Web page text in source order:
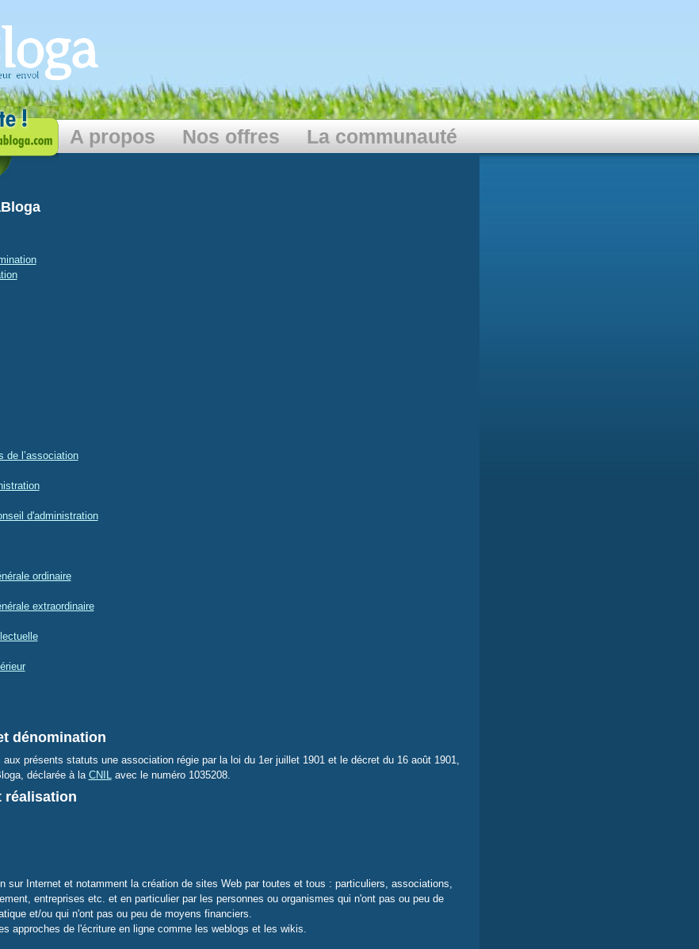
A propos Nos offres La communauté
de l’association
d'administration
ordinaire
extraordinaire
dénomination
aux présents statuts une association régie par la loi du 1er juillet 1901 et le décret du 16 août 1901,
déclarée à la CNIL avec le numéro 1035208.
réalisation
sur Internet et notamment la création de sites Web par toutes et tous : particuliers, associations,
entreprises etc. et en particulier par les personnes ou organismes qui n'ont pas ou peu de
et/ou qui n'ont pas ou peu de moyens financiers.
approches de l'écriture en ligne comme les weblogs et les wikis.